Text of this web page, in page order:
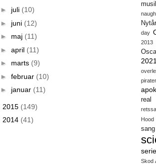
► juli (10)
► juni (12)
► maj (11)
► april (11)
► marts (9)
► februar (10)
► januar (11)
2015 (149)
2014 (41)
Nytår
day
2013
pirater
real
Hood
Skod